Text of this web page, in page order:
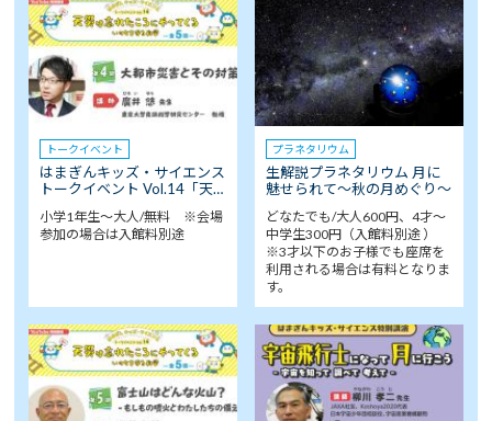
トークイベント
はまぎんキッズ・サイエンス
トークイベント Vol.14「天…
小学1年生～大人/無料 ※会場
参加の場合は入館料別途
プラネタリウム
生解説プラネタリウム 月に
魅せられて～秋の月めぐり～
どなたでも/大人600円、4才～
中学生300円（入館料別途 ）
※3才以下のお子様でも座席を
利用される場合は有料となりま
す。